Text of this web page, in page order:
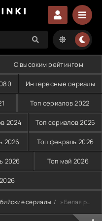
С высоким рейтингом
Интересные сериалы
Топ сериалов 2022
2024 Топ сериалов 2025
2026 Топ февраль 2026
2026 Топ май 2026
сериалы » Белая рабыня (2016)